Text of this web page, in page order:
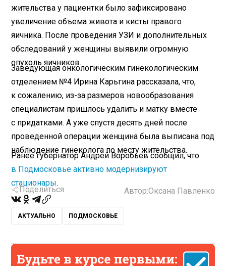
жительства у пациентки было зафиксировано
увеличение объема живота и кисты правого
яичника. После проведения УЗИ и дополнительных
обследований у женщины выявили огромную
опухоль яичников.
Заведующая онкологическим гинекологическим
отделением №4 Ирина Карьгина рассказала, что,
к сожалению, из-за размеров новообразования
специалистам пришлось удалить и матку вместе
с придатками. А уже спустя десять дней после
проведенной операции женщина была выписана под
наблюдение гинеколога по месту жительства.
Ранее губернатор Андрей Воробьев сообщил, что
в Подмосковье активно модернизируют
стационары.
Поделиться Автор:Оксана Павленко
АКТУАЛЬНО ПОДМОСКОВЬЕ